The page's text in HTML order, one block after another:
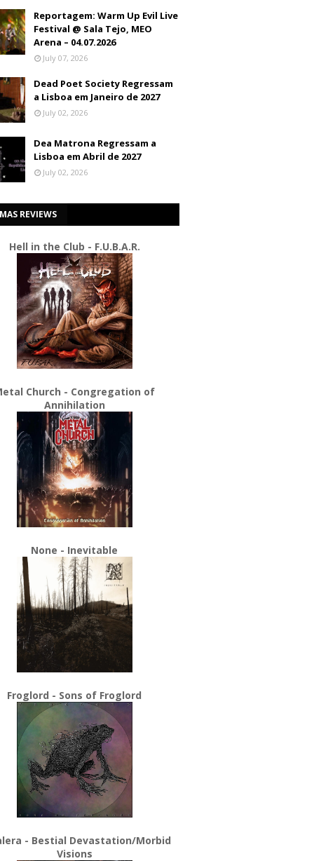
Reportagem: Warm Up Evil Live
Festival @ Sala Tejo, MEO
Arena – 04.07.2026
July 07, 2026
Dead Poet Society Regressam
a Lisboa em Janeiro de 2027
July 02, 2026
Dea Matrona Regressam a
Lisboa em Abril de 2027
July 02, 2026
REVIEWS
Hell in the Club - F.U.B.A.R.
Church - Congregation of
Annihilation
None - Inevitable
Froglord - Sons of Froglord
- Bestial Devastation/Morbid
Visions